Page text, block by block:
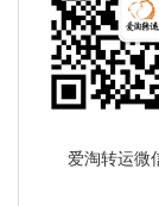
爱淘转运微